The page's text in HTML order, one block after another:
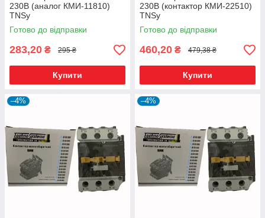
230В (аналог КМИ-11810)
TNSy
Готово до відправки
283,20 ₴ 295 ₴
Купити
230В (контактор КМИ-22510)
TNSy
Готово до відправки
460,20 ₴ 479,38 ₴
Купити
–4% –4%